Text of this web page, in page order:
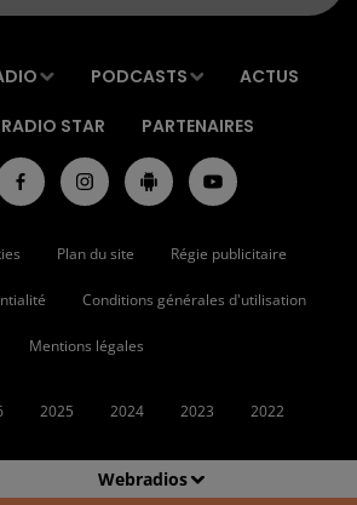
Webradios
PODCASTS ACTUS
STAR PARTENAIRES
Plan du site Régie publicitaire
Conditions générales d'utilisation
Mentions légales
2025 2024 2023 2022